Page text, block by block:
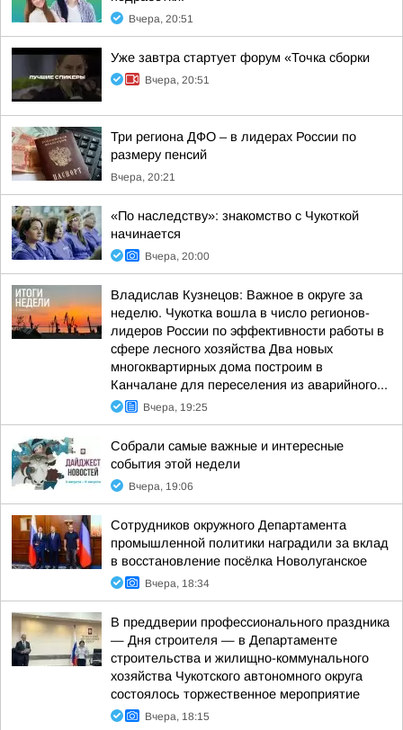
Вчера, 20:51
Уже завтра стартует форум «Точка сборки
Вчера, 20:51
Три региона ДФО – в лидерах России по
размеру пенсий
Вчера, 20:21
«По наследству»: знакомство с Чукоткой
начинается
Вчера, 20:00
Владислав Кузнецов: Важное в округе за
неделю. Чукотка вошла в число регионов-
лидеров России по эффективности работы в
сфере лесного хозяйства Два новых
многоквартирных дома построим в
Канчалане для переселения из аварийного...
Вчера, 19:25
Собрали самые важные и интересные
события этой недели
Вчера, 19:06
Сотрудников окружного Департамента
промышленной политики наградили за вклад
в восстановление посёлка Новолуганское
Вчера, 18:34
В преддверии профессионального праздника
— Дня строителя — в Департаменте
строительства и жилищно-коммунального
хозяйства Чукотского автономного округа
состоялось торжественное мероприятие
Вчера, 18:15